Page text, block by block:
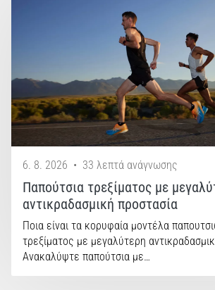
6. 8. 2026 • 33 λεπτά ανάγνωσης
Παπούτσια τρεξίματος με
αντικραδασμική προστασία
Ποια είναι τα κορυφαία μοντέλα
τρεξίματος με μεγαλύτερη
Ανακαλύψτε παπούτσια με…